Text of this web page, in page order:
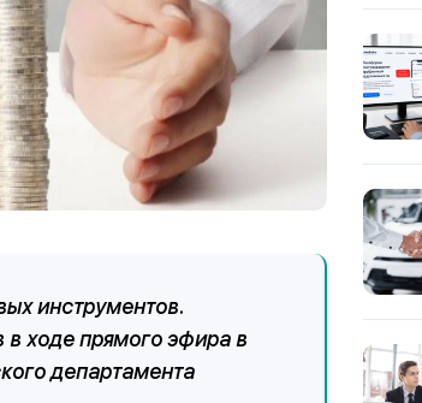
инструментов.
в ходе прямого эфира в
департамента